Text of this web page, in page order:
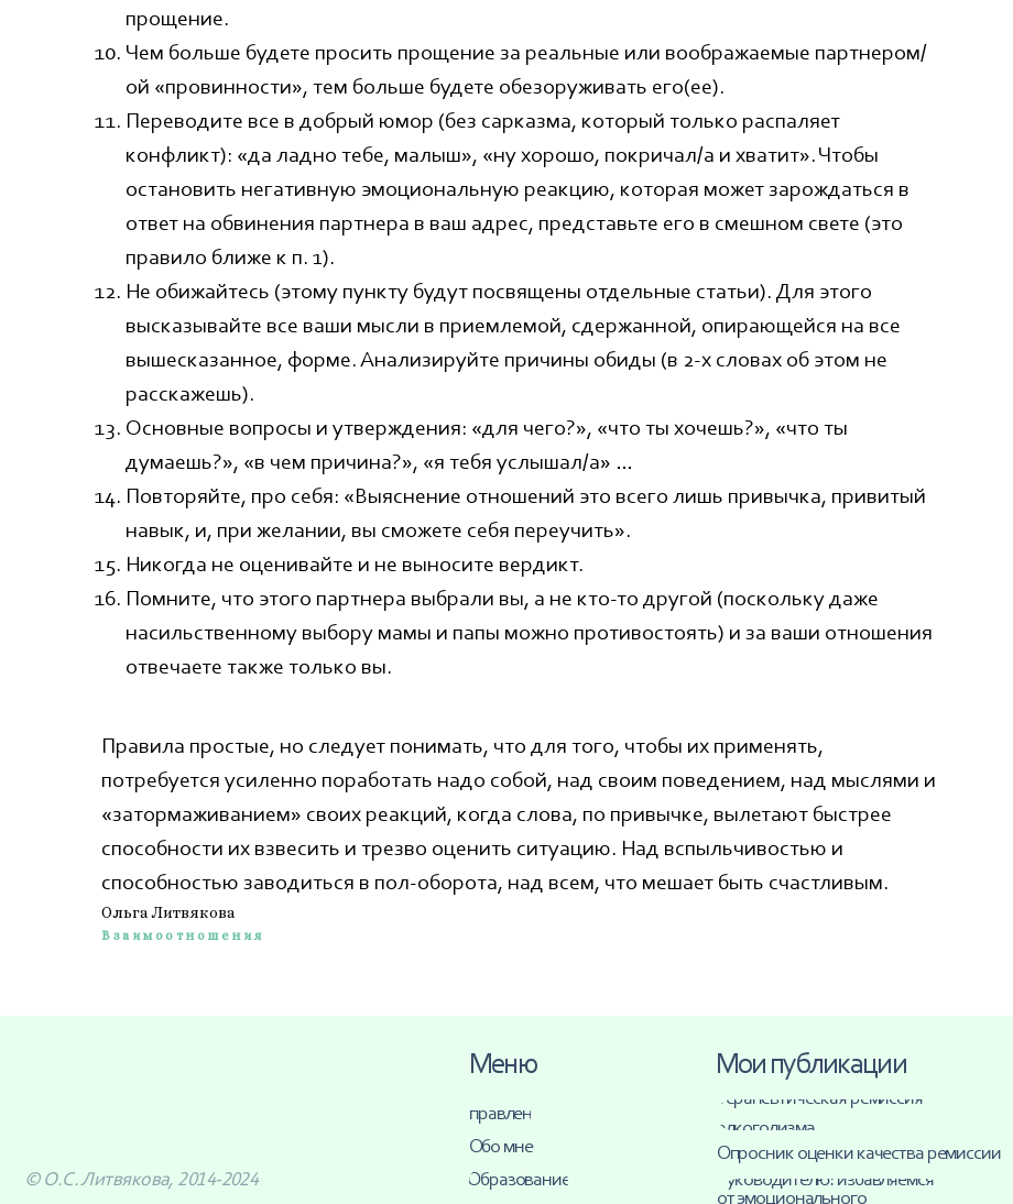
прощение.
Чем больше будете просить прощение за реальные или воображаемые партнером/
ой «провинности», тем больше будете обезоруживать его(ее).
Переводите все в добрый юмор (без сарказма, который только распаляет
конфликт): «да ладно тебе, малыш», «ну хорошо, покричал/а и хватит». Чтобы
остановить негативную эмоциональную реакцию, которая может зарождаться в
ответ на обвинения партнера в ваш адрес, представьте его в смешном свете (это
правило ближе к п. 1).
Не обижайтесь (этому пункту будут посвящены отдельные статьи). Для этого
высказывайте все ваши мысли в приемлемой, сдержанной, опирающейся на все
вышесказанное, форме. Анализируйте причины обиды (в 2-х словах об этом не
расскажешь).
Основные вопросы и утверждения: «для чего?», «что ты хочешь?», «что ты
думаешь?», «в чем причина?», «я тебя услышал/а» …
Повторяйте, про себя: «Выяснение отношений это всего лишь привычка, привитый
навык, и, при желании, вы сможете себя переучить».
Никогда не оценивайте и не выносите вердикт.
Помните, что этого партнера выбрали вы, а не кто-то другой (поскольку даже
насильственному выбору мамы и папы можно противостоять) и за ваши отношения
отвечаете также только вы.
Правила простые, но следует понимать, что для того, чтобы их применять,
потребуется усиленно поработать надо собой, над своим поведением, над мыслями и
«затормаживанием» своих реакций, когда слова, по привычке, вылетают быстрее
способности их взвесить и трезво оценить ситуацию. Над вспыльчивостью и
способностью заводиться в пол-оборота, над всем, что мешает быть счастливым.
Ольга Литвякова
Взаимоотношения
конфиденциальности
© О.С. Литвякова, 2014-2024 Образование
Этапы
Цены
Отзывы
Процесс
Опросник оценки качества ремиссии
Руководителю: избавляемся
от эмоционального
выгорания
Что сделать, чтобы не «сгореть» на работе
Не выясняйте отношения,
Кинотерапия: 50 фильмов для